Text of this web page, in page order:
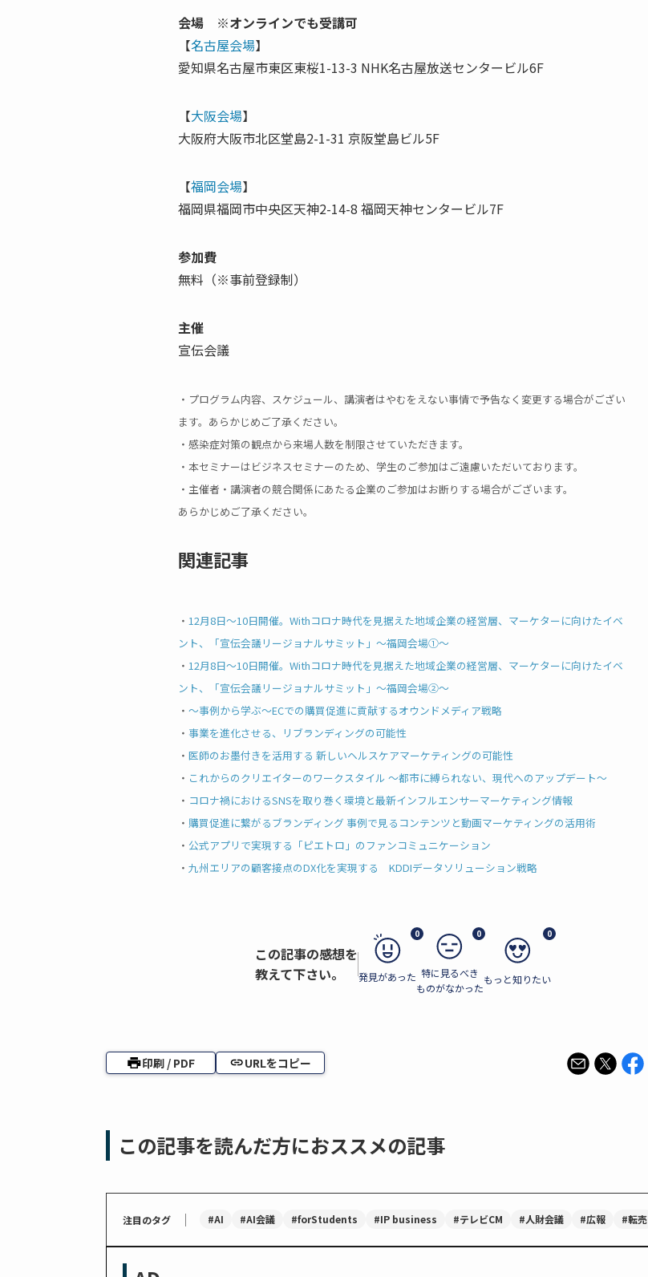
会場 ※オンラインでも受講可
【名古屋会場】
愛知県名古屋市東区東桜1-13-3 NHK名古屋放送センタービル6F
【大阪会場】
大阪府大阪市北区堂島2-1-31 京阪堂島ビル5F
【福岡会場】
福岡県福岡市中央区天神2-14-8 福岡天神センタービル7F
参加費
無料（※事前登録制）
主催
宣伝会議
・プログラム内容、スケジュール、講演者はやむをえない事情で予告なく変更する場合がござい
ます。あらかじめご了承ください。
・感染症対策の観点から来場人数を制限させていただきます。
・本セミナーはビジネスセミナーのため、学生のご参加はご遠慮いただいております。
・主催者・講演者の競合関係にあたる企業のご参加はお断りする場合がございます。
あらかじめご了承ください。
関連記事
・ 12月8日～10日開催。Withコロナ時代を見据えた地域企業の経営層、マーケターに向けたイベ
ント、「宣伝会議リージョナルサミット」～福岡会場①～
・ 12月8日～10日開催。Withコロナ時代を見据えた地域企業の経営層、マーケターに向けたイベ
ント、「宣伝会議リージョナルサミット」～福岡会場②～
・ ～事例から学ぶ～ECでの購買促進に貢献するオウンドメディア戦略
・ 事業を進化させる、リブランディングの可能性
・ 医師のお墨付きを活用する 新しいヘルスケアマーケティングの可能性
・ これからのクリエイターのワークスタイル ～都市に縛られない、現代へのアップデート～
・ コロナ禍におけるSNSを取り巻く環境と最新インフルエンサーマーケティング情報
・ 購買促進に繋がるブランディング 事例で見るコンテンツと動画マーケティングの活用術
・ 公式アプリで実現する「ピエトロ」のファンコミュニケーション
・ 九州エリアの顧客接点のDX化を実現する KDDIデータソリューション戦略
この記事の感想を
教えて下さい。
0
発見があった
0
特に見るべき
ものがなかった
0
もっと知りたい
印刷 / PDF URLをコピー
この記事を読んだ方におススメの記事
注目のタグ ｜ #AI #AI会議 #forStudents #IP business #テレビCM #人財会議 #広報 #転売